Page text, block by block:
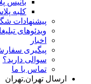
بانیس
کلبه
پیشنهادات
ویدئوهای
اخبار
پیگیری
سوالی دارید؟
تماس با ما
ارسال تهران,تهران